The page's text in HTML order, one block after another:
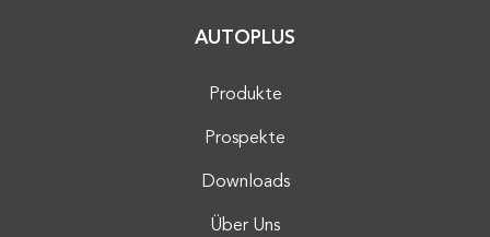
AUTOPLUS
Produkte
Prospekte
Downloads
Über Uns